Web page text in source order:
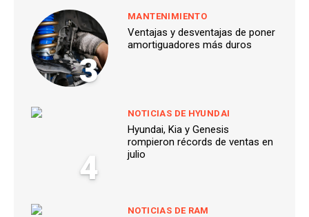
3
MANTENIMIENTO
Ventajas y desventajas de poner
amortiguadores más duros
4
NOTICIAS DE HYUNDAI
Hyundai, Kia y Genesis
rompieron récords de ventas en
julio
NOTICIAS DE RAM